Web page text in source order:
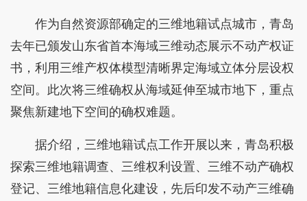
作为自然资源部确定的三维地籍试点城市，青岛
去年已颁发山东省首本海域三维动态展示不动产权证
书，利用三维产权体模型清晰界定海域立体分层设权
空间。此次将三维确权从海域延伸至城市地下，重点
聚焦新建地下空间的确权难题。
据介绍，三维地籍试点工作开展以来，青岛积极
探索三维地籍调查、三维权利设置、三维不动产确权
登记、三维地籍信息化建设，先后印发不动产三维确